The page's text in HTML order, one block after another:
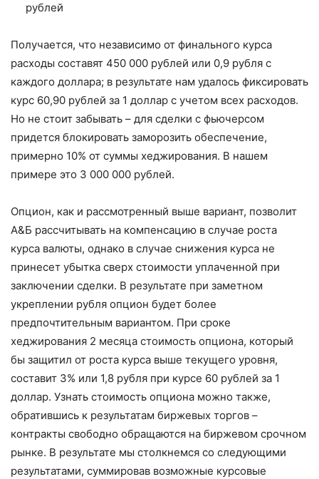
рублей
Получается, что независимо от финального курса
расходы составят 450 000 рублей или 0,9 рубля с
каждого доллара; в результате нам удалось фиксировать
курс 60,90 рублей за 1 доллар с учетом всех расходов.
Но не стоит забывать – для сделки с фьючерсом
придется блокировать заморозить обеспечение,
примерно 10% от суммы хеджирования. В нашем
примере это 3 000 000 рублей.
Опцион, как и рассмотренный выше вариант, позволит
А&Б рассчитывать на компенсацию в случае роста
курса валюты, однако в случае снижения курса не
принесет убытка сверх стоимости уплаченной при
заключении сделки. В результате при заметном
укреплении рубля опцион будет более
предпочтительным вариантом. При сроке
хеджирования 2 месяца стоимость опциона, который
бы защитил от роста курса выше текущего уровня,
составит 3% или 1,8 рубля при курсе 60 рублей за 1
доллар. Узнать стоимость опциона можно также,
обратившись к результатам биржевых торгов –
контракты свободно обращаются на биржевом срочном
рынке. В результате мы столкнемся со следующими
результатами, суммировав возможные курсовые